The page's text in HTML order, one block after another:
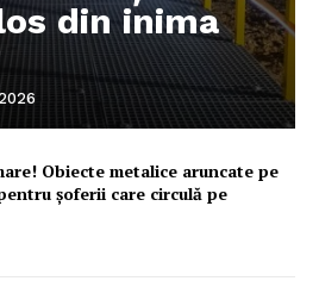
din inima
Obiecte metalice aruncate pe
șoferii care circulă pe